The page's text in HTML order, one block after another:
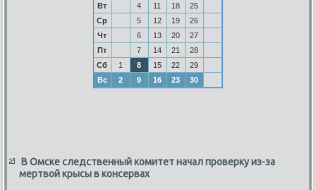
Вт
4 11 18
25
Ср
5 12 19
26
Чт
6 13 20
27
Пт
7 14 21
28
Сб
1 8 15 22
29
Вс
2 9 16 23 30
В Омске следственный комитет начал проверку из-за
мертвой крысы в консервах